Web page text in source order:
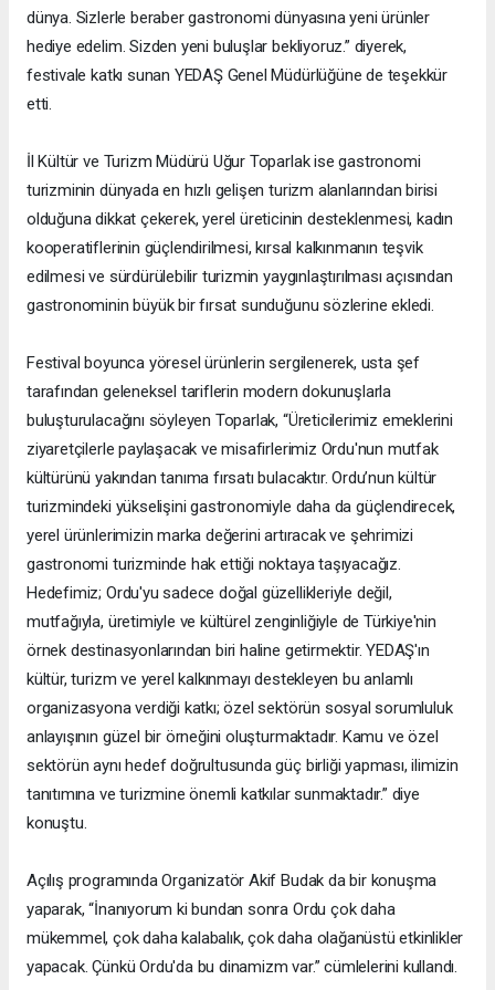
dünya. Sizlerle beraber gastronomi dünyasına yeni ürünler
hediye edelim. Sizden yeni buluşlar bekliyoruz.” diyerek,
festivale katkı sunan YEDAŞ Genel Müdürlüğüne de teşekkür
etti.
İl Kültür ve Turizm Müdürü Uğur Toparlak ise gastronomi
turizminin dünyada en hızlı gelişen turizm alanlarından birisi
olduğuna dikkat çekerek, yerel üreticinin desteklenmesi, kadın
kooperatiflerinin güçlendirilmesi, kırsal kalkınmanın teşvik
edilmesi ve sürdürülebilir turizmin yaygınlaştırılması açısından
gastronominin büyük bir fırsat sunduğunu sözlerine ekledi.
Festival boyunca yöresel ürünlerin sergilenerek, usta şef
tarafından geleneksel tariflerin modern dokunuşlarla
buluşturulacağını söyleyen Toparlak, “Üreticilerimiz emeklerini
ziyaretçilerle paylaşacak ve misafirlerimiz Ordu'nun mutfak
kültürünü yakından tanıma fırsatı bulacaktır. Ordu’nun kültür
turizmindeki yükselişini gastronomiyle daha da güçlendirecek,
yerel ürünlerimizin marka değerini artıracak ve şehrimizi
gastronomi turizminde hak ettiği noktaya taşıyacağız.
Hedefimiz; Ordu'yu sadece doğal güzellikleriyle değil,
mutfağıyla, üretimiyle ve kültürel zenginliğiyle de Türkiye'nin
örnek destinasyonlarından biri haline getirmektir. YEDAŞ'ın
kültür, turizm ve yerel kalkınmayı destekleyen bu anlamlı
organizasyona verdiği katkı; özel sektörün sosyal sorumluluk
anlayışının güzel bir örneğini oluşturmaktadır. Kamu ve özel
sektörün aynı hedef doğrultusunda güç birliği yapması, ilimizin
tanıtımına ve turizmine önemli katkılar sunmaktadır.” diye
konuştu.
Açılış programında Organizatör Akif Budak da bir konuşma
yaparak, “İnanıyorum ki bundan sonra Ordu çok daha
mükemmel, çok daha kalabalık, çok daha olağanüstü etkinlikler
yapacak. Çünkü Ordu'da bu dinamizm var.” cümlelerini kullandı.